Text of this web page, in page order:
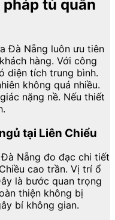
tủ quần
Đà Nẵng luôn ưu tiên
hàng. Với công
diện tích trung bình.
không quá nhiều.
nặng nề. Nếu thiết
tại Liên Chiểu
Nẵng đo đạc chi tiết
cao trần. Vị trí ổ
là bước quan trọng
thiện không bị
bí không gian.